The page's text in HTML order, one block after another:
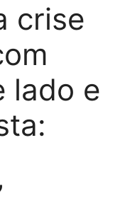
crise
lado e